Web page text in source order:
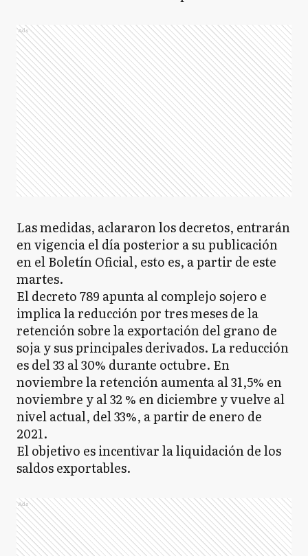
Ads
Las medidas, aclararon los decretos, entrarán
en vigencia el día posterior a su publicación
en el Boletín Oficial, esto es, a partir de este
martes.
El decreto 789 apunta al complejo sojero e
implica la reducción por tres meses de la
retención sobre la exportación del grano de
soja y sus principales derivados. La reducción
es del 33 al 30% durante octubre. En
noviembre la retención aumenta al 31,5% en
noviembre y al 32 % en diciembre y vuelve al
nivel actual, del 33%, a partir de enero de
2021.
El objetivo es incentivar la liquidación de los
saldos exportables.
Ads